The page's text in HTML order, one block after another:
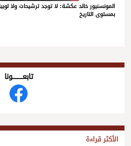
المونسنيور خالد عكشة: لا توجد ترشيحات ولا
بمستوى التاريخ
تابعــــــــــونا
الأكثر قراءة